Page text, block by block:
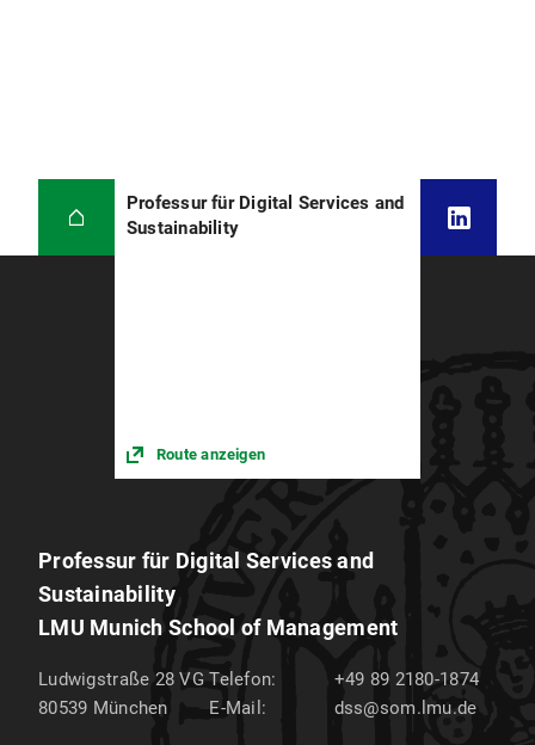
Professur für Digital Services and
Sustainability
Route anzeigen
Professur für Digital Services and
Sustainability
LMU Munich School of Management
Ludwigstraße 28 VG
80539 München
Telefon:
+49 89 2180-1874
E-Mail:
dss@som.lmu.de